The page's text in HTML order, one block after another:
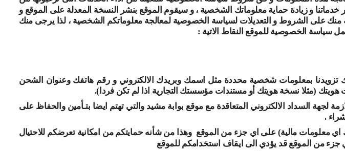
و زيادة حماية معلوماتك الشخصية ، و سيقوم الموقع بنشر النسخة المعدلة على الموقع و
منك على الشروط و التعديلات لسياسة الخصوصية لمعالجة معلوماتكم الشخصية ، لذا يرجى منك
سياسة الخصوصية للموقع النقاط الاتية :
بمعلومات شخصية محددة مثل اسمك وبريدك الالكتروني و رقم هاتفك وعنوان الشحن
(مثلا نسخة هويتك أو مستندات مؤسستك التجارية اذا لم تكن فردا).
السداد الالكتروني المتعاقدة مع موقع بوابة مشيد والتي تهتم ايضا بتـأمين والحفاظ على
.
اي معلومات مالية) على اي جزء من الموقع وهذا من شأنه حمايتكم من امكانية تعرضكم للاحتيال
من الموقع قد يؤدي الى ايقاف استخدامكم للموقع